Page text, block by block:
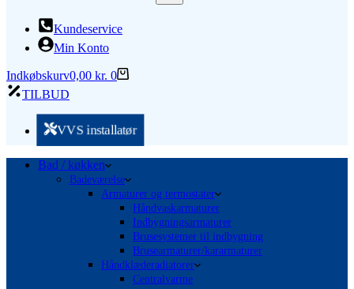
resultater Kundeservice
Min Konto
Indkøbskurv0,00 kr. 0
TILBUD
VVS installatør
Bad / køkken
Badeværelse
Armaturer og termostater
Håndvaskarmaturer
Indbygningsarmaturer
Brusesystemer til indbygning
Brusearmaturer/kararmaturer
Håndklæderadiatorer
Centralvarme